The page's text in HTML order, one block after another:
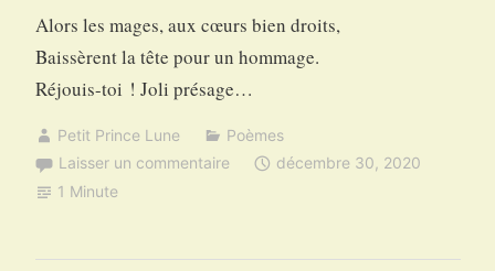
Alors les mages, aux cœurs bien droits,
Baissèrent la tête pour un hommage.
Réjouis-toi ! Joli présage…
Petit Prince Lune
Poèmes
Laisser un commentaire
décembre 30, 2020
1 Minute